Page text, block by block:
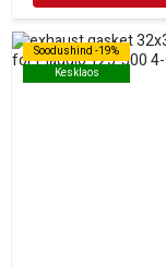
Soodushind -19%
Kesklaos
Soodushind -19%
Kesklaos